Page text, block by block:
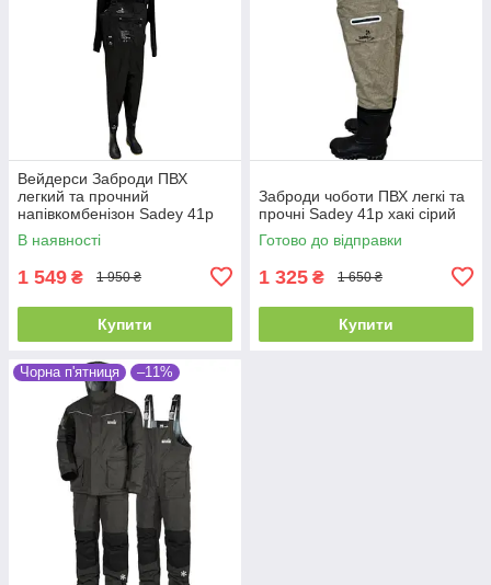
Вейдерси Заброди ПВХ
легкий та прочний
напівкомбенізон Sadey 41р
В наявності
1 549 ₴ 1 950 ₴
Купити
Заброди чоботи ПВХ легкі та
прочні Sadey 41р хакі сірий
Готово до відправки
1 325 ₴ 1 650 ₴
Купити
Чорна п'ятниця –11%